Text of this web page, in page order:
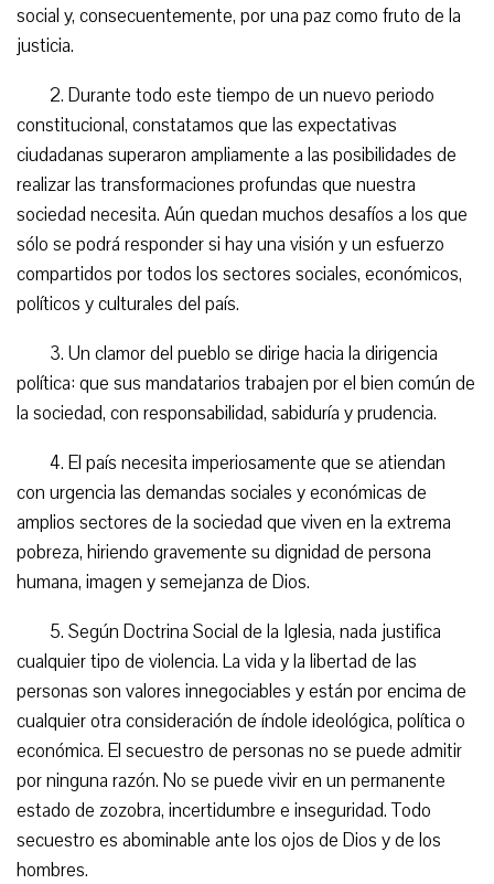
social y, consecuentemente, por una paz como fruto de la
justicia.
2. Durante todo este tiempo de un nuevo periodo
constitucional, constatamos que las expectativas
ciudadanas superaron ampliamente a las posibilidades de
realizar las transformaciones profundas que nuestra
sociedad necesita. Aún quedan muchos desafíos a los que
sólo se podrá responder si hay una visión y un esfuerzo
compartidos por todos los sectores sociales, económicos,
políticos y culturales del país.
3. Un clamor del pueblo se dirige hacia la dirigencia
política: que sus mandatarios trabajen por el bien común de
la sociedad, con responsabilidad, sabiduría y prudencia.
4. El país necesita imperiosamente que se atiendan
con urgencia las demandas sociales y económicas de
amplios sectores de la sociedad que viven en la extrema
pobreza, hiriendo gravemente su dignidad de persona
humana, imagen y semejanza de Dios.
5. Según Doctrina Social de la Iglesia, nada justifica
cualquier tipo de violencia. La vida y la libertad de las
personas son valores innegociables y están por encima de
cualquier otra consideración de índole ideológica, política o
económica. El secuestro de personas no se puede admitir
por ninguna razón. No se puede vivir en un permanente
estado de zozobra, incertidumbre e inseguridad. Todo
secuestro es abominable ante los ojos de Dios y de los
hombres.